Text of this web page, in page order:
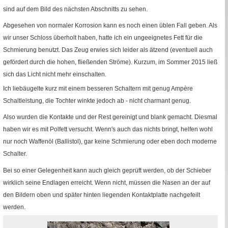
sind auf dem Bild des nächsten Abschnitts zu sehen.
Abgesehen von normaler Korrosion kann es noch einen üblen Fall geben. Als
wir unser Schloss überholt haben, hatte ich ein ungeeignetes Fett für die
Schmierung benutzt. Das Zeug erwies sich leider als ätzend (eventuell auch
gefördert durch die hohen, fließenden Ströme). Kurzum, im Sommer 2015 ließ
sich das Licht nicht mehr einschalten.
Ich liebäugelte kurz mit einem besseren Schaltern mit genug Ampère
Schaltleistung, die Tochter winkte jedoch ab - nicht charmant genug.
Also wurden die Kontakte und der Rest gereinigt und blank gemacht. Diesmal
haben wir es mit Polfett versucht. Wenn's auch das nichts bringt, helfen wohl
nur noch Waffenöl (Ballistol), gar keine Schmierung oder eben doch moderne
Schalter.
Bei so einer Gelegenheit kann auch gleich geprüft werden, ob der Schieber
wirklich seine Endlagen erreicht. Wenn nicht, müssen die Nasen an der auf
den Bildern oben und später hinten liegenden Kontaktplatte nachgefeilt
werden.